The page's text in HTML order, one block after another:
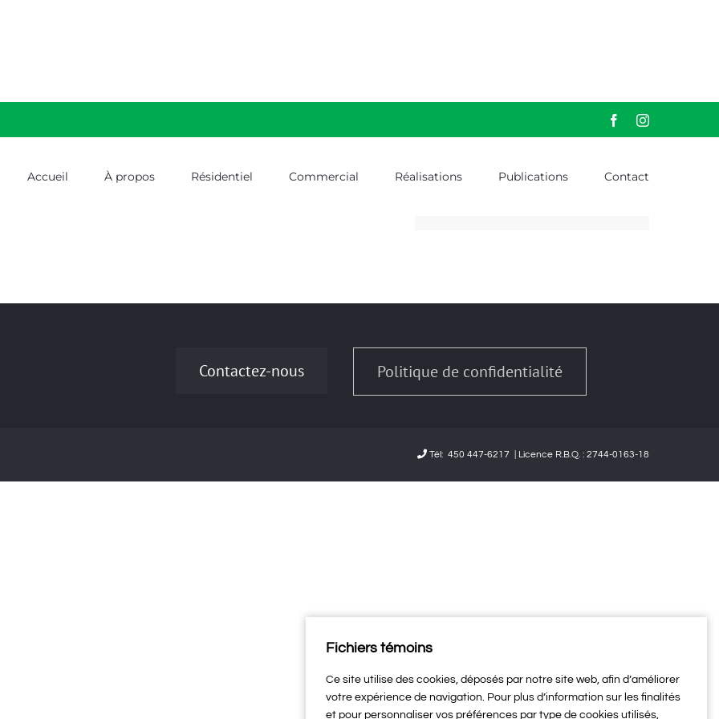
FacebookInstagram
Accueil À propos Résidentiel Commercial Réalisations Publications Contact
Contactez-nous Politique de confidentialité
Tél: 450 447-6217 | Licence R.B.Q. : 2744-0163-18
Fichiers témoins
Ce site utilise des cookies, déposés par notre site web, afin d’améliorer
votre expérience de navigation. Pour plus d’information sur les finalités
et pour personnaliser vos préférences par type de cookies utilisés,